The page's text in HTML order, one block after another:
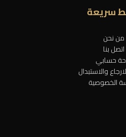
سريعة
من نحن
اتصل بنا
حسابي
والاستبدال
الخصوصية